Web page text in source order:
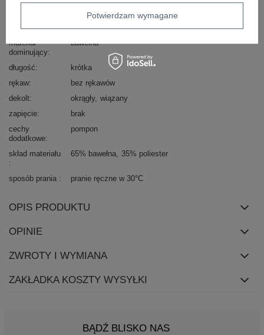
okazja
codzienne
dominujący
kwiaty
materiał
dominujący
bawełna
długość
krótka
rękaw
bez rękawów
dekolt
okrągły wiązany
zapięcie
brak
cechy
dodatkowe
pompon
skład materiału 65% bawełna 35% poliester
sposób prania pranie ręczne w 30°C
OPIS PRODUKTU
OPINIE
ZWROTY I WYMIANA
ZAKŁADKA KOSZTY WYSYŁKI
BĄDŹ BLISKO NAS
Potwierdzam wymagane